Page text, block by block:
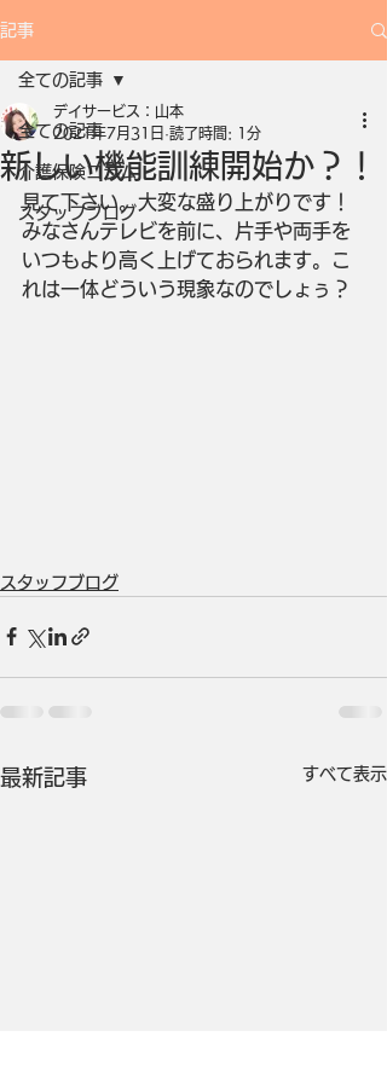
記事
全ての記事
介護保険コラム
スタッフブログ
全ての記事
新しい機能訓練開始か？！
デイサービス：山本
2021年7月31日 読了時間: 1分
見て下さい。大変な盛り上がりです！
みなさんテレビを前に、片手や両手を
いつもより高く上げておられます。こ
れは一体どういう現象なのでしょぅ？
スタッフブログ
最新記事 すべて表示